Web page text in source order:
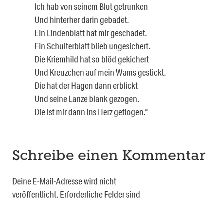
Ich hab von seinem Blut getrunken
Und hinterher darin gebadet.
Ein Lindenblatt hat mir geschadet.
Ein Schulterblatt blieb ungesichert.
Die Kriemhild hat so blöd gekichert
Und Kreuzchen auf mein Wams gestickt.
Die hat der Hagen dann erblickt
Und seine Lanze blank gezogen.
Die ist mir dann ins Herz geflogen.“
Schreibe einen Kommentar
Deine E-Mail-Adresse wird nicht
veröffentlicht. Erforderliche Felder sind